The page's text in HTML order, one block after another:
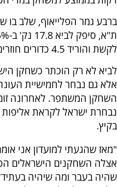
ברבע גמר הפלייאוף, שלב בו
לקשת והוריד 4.5 כדורים חוזרים לערב.
לביא לא רק הוכתר כשחקן
אלא גם נבחר לחמישיית
השחקן המשתפר. לאחרונה
נבחרת ישראל לקראת אליפות
בקיץ.
"מאז שהגעתי למועדון אני
אצלה השחקנים הישראלים
שהיה בעבר ומה שיהיה